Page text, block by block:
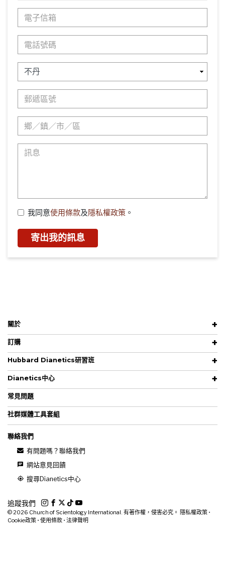
我同意使用條款及隱私權政策 。
寄出我的訊息
關於
訂購
Hubbard Dianetics研習班
Dianetics中心
常見問題
社群媒體工具套組
聯絡我們
有問題嗎？聯絡我們
網站意見回饋
搜尋Dianetics中心
追蹤我們
© 2026 Church of Scientology International. 有著作權，侵害必究。 隱私權政策 •
Cookie政策 • 使用條款 • 法律聲明